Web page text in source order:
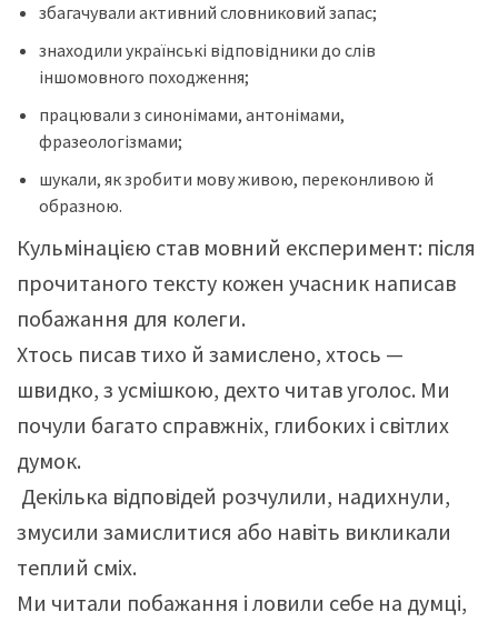
збагачували активний словниковий запас;
знаходили українські відповідники до слів
іншомовного походження;
працювали з синонімами, антонімами,
фразеологізмами;
шукали, як зробити мову живою, переконливою й
образною.
Кульмінацією став мовний експеримент: після
прочитаного тексту кожен учасник написав
побажання для колеги.
Хтось писав тихо й замислено, хтось —
швидко, з усмішкою, дехто читав уголос. Ми
почули багато справжніх, глибоких і світлих
думок.
Декілька відповідей розчулили, надихнули,
змусили замислитися або навіть викликали
теплий сміх.
Ми читали побажання і ловили себе на думці,